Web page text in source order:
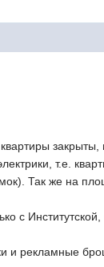
закрыты,
т.е.
Так же на
с
и рекламные